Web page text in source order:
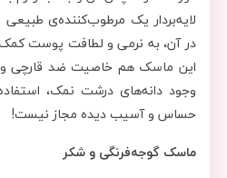
لایه‌بردار یک مرطوب‌کننده‌ی
در آن، به نرمی و لطافت پوست
این ماسک هم خاصیت ضد قارچی و
وجود دانه‌های درشت نمک،
حساس و آسیب دیده مجاز نیست!
ماسک گوجه‌فرنگی و شکر